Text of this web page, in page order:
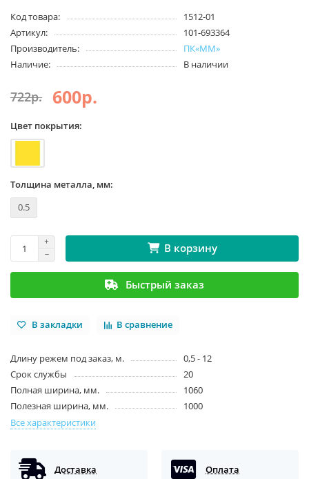
Код товара:
1512-01
Артикул:
101-693364
Производитель:
ПК«ММ»
Наличие:
В наличии
722р. 600р.
Цвет покрытия:
Толщина металла, мм:
0.5
В корзину
Быстрый заказ
В закладки В сравнение
Длину режем под заказ, м.
0,5 - 12
Срок службы
20
Полная ширина, мм.
1060
Полезная ширина, мм.
1000
Все характеристики
Доставка Оплата